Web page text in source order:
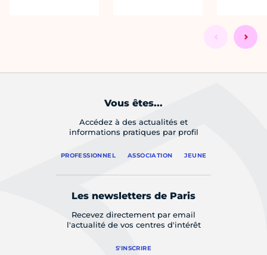
Vous êtes...
Accédez à des actualités et
informations pratiques par profil
PROFESSIONNEL ASSOCIATION JEUNE
Les newsletters de Paris
Recevez directement par email
l'actualité de vos centres d'intérêt
S'INSCRIRE